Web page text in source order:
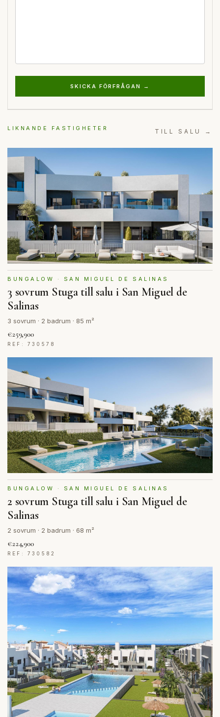
SKICKA FÖRFRÅGAN →
LIKNANDE FASTIGHETER TILL SALU →
BUNGALOW · SAN MIGUEL DE SALINAS
3 sovrum Stuga till salu i San Miguel de
Salinas
3 sovrum · 2 badrum · 85 m²
€259,900
REF: 730578
BUNGALOW · SAN MIGUEL DE SALINAS
2 sovrum Stuga till salu i San Miguel de
Salinas
2 sovrum · 2 badrum · 68 m²
€224,900
REF: 730582